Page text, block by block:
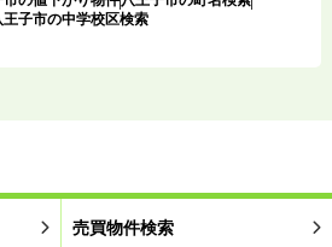
王子市の中学校区検索
売買物件検索